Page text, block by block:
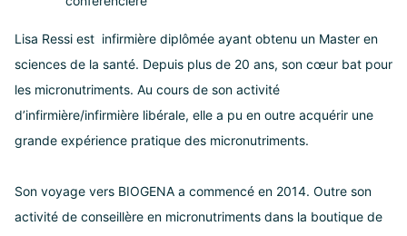
Lisa Ressi est infirmière diplômée ayant obtenu un Master en
sciences de la santé. Depuis plus de 20 ans, son cœur bat pour
les micronutriments. Au cours de son activité
d’infirmière/infirmière libérale, elle a pu en outre acquérir une
grande expérience pratique des micronutriments.
Son voyage vers BIOGENA a commencé en 2014. Outre son
activité de conseillère en micronutriments dans la boutique de